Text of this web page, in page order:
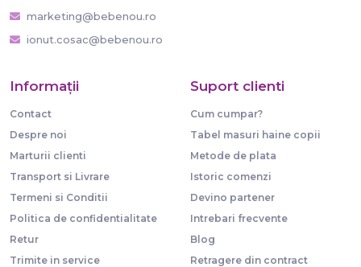
marketing@bebenou.ro
ionut.cosac@bebenou.ro
Informaţii
Contact
Despre noi
Marturii clienti
Transport si Livrare
Termeni si Conditii
Politica de confidentialitate
Retur
Trimite in service
Suport clienti
Cum cumpar?
Tabel masuri haine copii
Metode de plata
Istoric comenzi
Devino partener
Intrebari frecvente
Blog
Retragere din contract